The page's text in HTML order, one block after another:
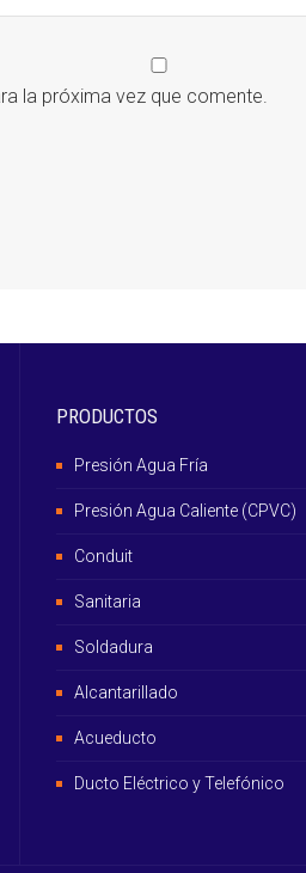
la próxima vez que comente.
PRODUCTOS
Presión Agua Fría
Presión Agua Caliente (CPVC)
Conduit
Sanitaria
Soldadura
Alcantarillado
Acueducto
Ducto Eléctrico y Telefónico